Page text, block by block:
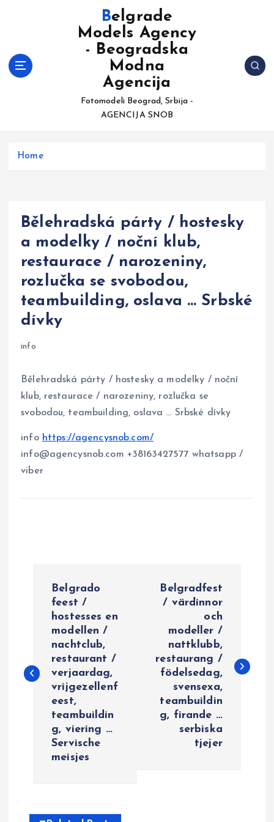
t
Belgrade
Models Agency
- Beogradska
Modna
Agencija
Fotomodeli Beograd, Srbija -
AGENCIJA SNOB
Home
Bělehradská párty / hostesky
a modelky / noční klub,
restaurace / narozeniny,
rozlučka se svobodou,
teambuilding, oslava … Srbské
dívky
info
Bělehradská párty / hostesky a modelky / noční
klub, restaurace / narozeniny, rozlučka se
svobodou, teambuilding, oslava … Srbské dívky
info https://agencysnob.com/
info@agencysnob.com +38163427577 whatsapp /
viber
t
Belgrado
feest /
hostesses en
modellen /
nachtclub,
restaurant /
verjaardag,
vrijgezellenf
eest,
teambuildin
g, viering …
Servische
meisjes
Belgradfest
/ värdinnor
och
modeller /
nattklubb,
restaurang /
födelsedag,
svensexa,
teambuildin
g, firande …
serbiska
tjejer